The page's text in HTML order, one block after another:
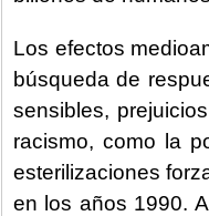
Los efectos
búsqueda de
sensibles,
racismo, como la
esterilizaciones
en los años 1990.